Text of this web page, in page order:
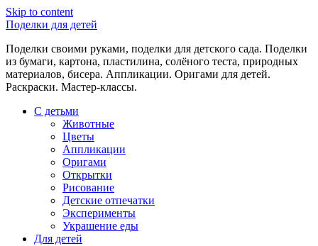
Skip to content
Поделки для детей
Поделки своими руками, поделки для детского сада. Поделки
из бумаги, картона, пластилина, солёного теста, природных
материалов, бисера. Аппликации. Оригами для детей.
Раскраски. Мастер-классы.
С детьми
Животные
Цветы
Аппликации
Оригами
Открытки
Рисование
Детские отпечатки
Эксперименты
Украшение еды
Для детей